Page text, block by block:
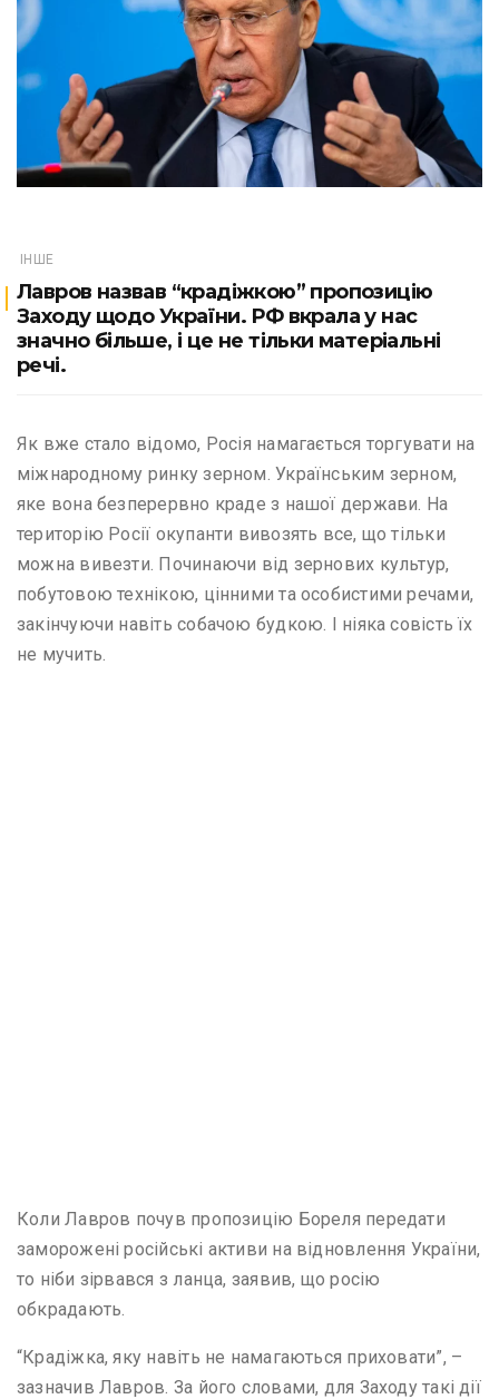
ІНШЕ
Лавров назвав “крадіжкою” пропозицію
Заходу щодо України. РФ вкрала у нас
значно більше, і це не тільки матеріальні
речі.
Як вже стало відомо, Росія намагається торгувати на
міжнародному ринку зерном. Українським зерном,
яке вона безперервно краде з нашої держави. На
територію Росії окупанти вивозять все, що тільки
можна вивезти. Починаючи від зернових культур,
побутовою технікою, цінними та особистими речами,
закінчуючи навіть собачою будкою. І ніяка совість їх
не мучить.
Коли Лавров почув пропозицію Бореля передати
заморожені російські активи на відновлення України,
то ніби зірвався з ланца, заявив, що росію
обкрадають.
“Крадіжка, яку навіть не намагаються приховати”, –
зазначив Лавров. За його словами, для Заходу такі дії